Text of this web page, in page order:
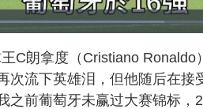
L
o
e
d
:
6
6
.
4
C朗拿度（Cristiano
次流下英雄泪，但他随后在
之前葡萄牙未赢过大赛锦标